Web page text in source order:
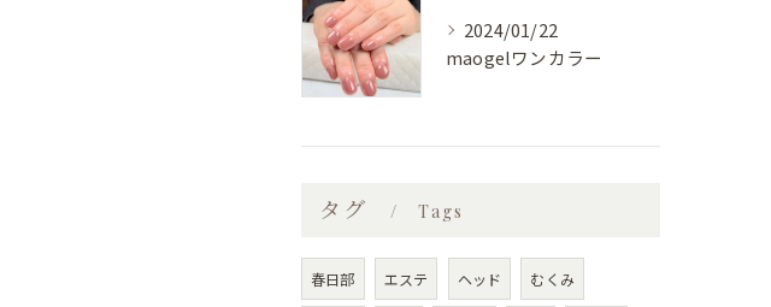
2024/01/22
maogelワンカラー
タグ Tags
春日部 エステ ヘッド むくみ